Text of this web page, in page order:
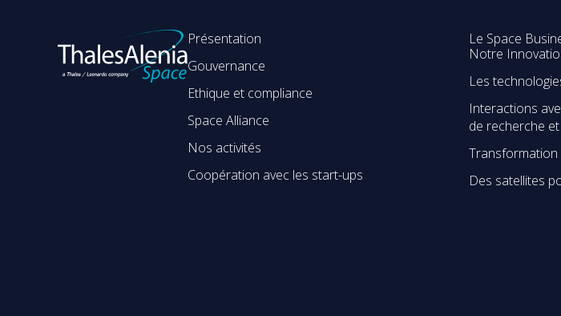
Présentation
Gouvernance
Ethique et compliance
Space Alliance
Nos activités
Coopération avec les start-ups
Le Space
Notre
Les
Interactions
de recherche
Transformation
Des satellites